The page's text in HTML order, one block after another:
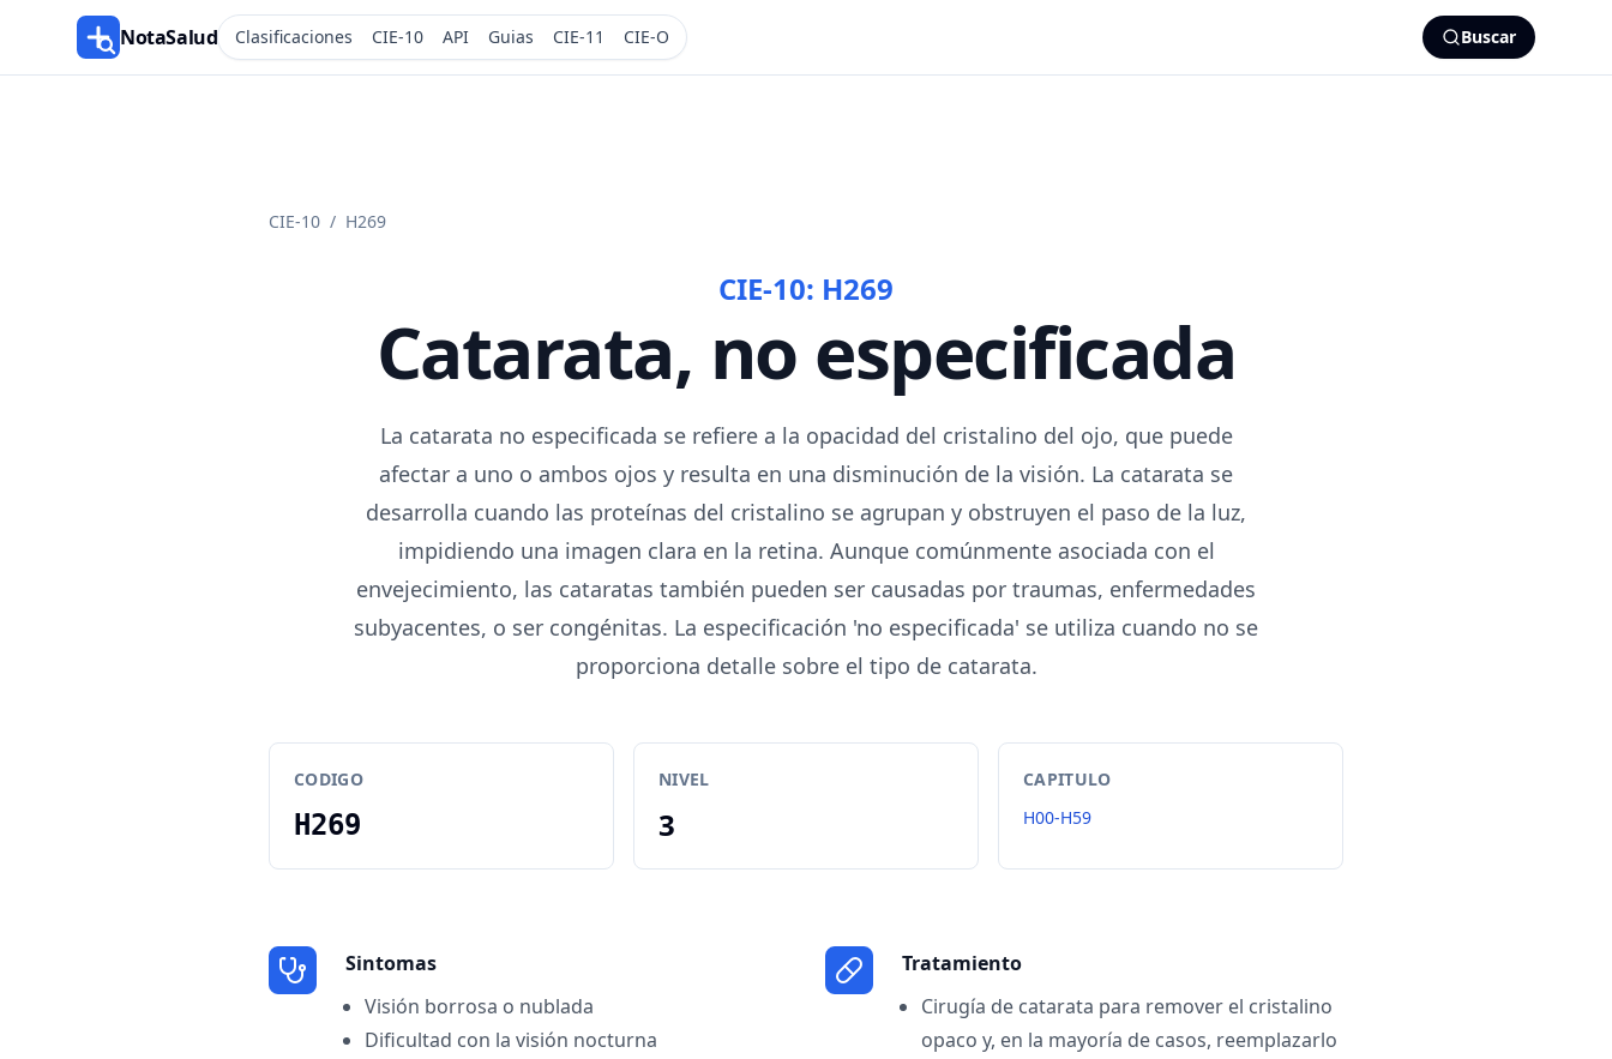
NotaSalud Clasificaciones CIE-10 API Guias CIE-11 CIE-O Buscar
CIE-10 / H269
CIE-10: H269
Catarata, no especificada
La catarata no especificada se refiere a la opacidad del cristalino del ojo, que puede
afectar a uno o ambos ojos y resulta en una disminución de la visión. La catarata se
desarrolla cuando las proteínas del cristalino se agrupan y obstruyen el paso de la luz,
impidiendo una imagen clara en la retina. Aunque comúnmente asociada con el
envejecimiento, las cataratas también pueden ser causadas por traumas, enfermedades
subyacentes, o ser congénitas. La especificación 'no especificada' se utiliza cuando no se
proporciona detalle sobre el tipo de catarata.
CODIGO
H269
NIVEL
3
CAPITULO
H00-H59
Sintomas
Visión borrosa o nublada
Dificultad con la visión nocturna
Tratamiento
Cirugía de catarata para remover el cristalino
opaco y, en la mayoría de casos, reemplazarlo